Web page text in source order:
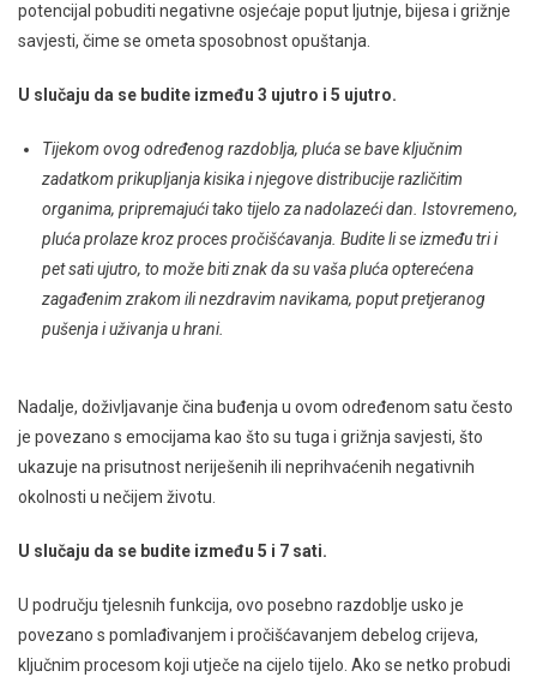
potencijal pobuditi negativne osjećaje poput ljutnje, bijesa i grižnje
savjesti, čime se ometa sposobnost opuštanja.
U slučaju da se budite između 3 ujutro i 5 ujutro.
Tijekom ovog određenog razdoblja, pluća se bave ključnim
zadatkom prikupljanja kisika i njegove distribucije različitim
organima, pripremajući tako tijelo za nadolazeći dan. Istovremeno,
pluća prolaze kroz proces pročišćavanja. Budite li se između tri i
pet sati ujutro, to može biti znak da su vaša pluća opterećena
zagađenim zrakom ili nezdravim navikama, poput pretjeranog
pušenja i uživanja u hrani.
Nadalje, doživljavanje čina buđenja u ovom određenom satu često
je povezano s emocijama kao što su tuga i grižnja savjesti, što
ukazuje na prisutnost neriješenih ili neprihvaćenih negativnih
okolnosti u nečijem životu.
U slučaju da se budite između 5 i 7 sati.
U području tjelesnih funkcija, ovo posebno razdoblje usko je
povezano s pomlađivanjem i pročišćavanjem debelog crijeva,
ključnim procesom koji utječe na cijelo tijelo. Ako se netko probudi